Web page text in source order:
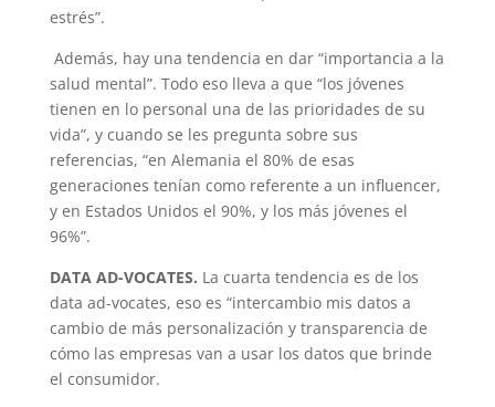
estrés”.
Además, hay una tendencia en dar “importancia a la
salud mental”. Todo eso lleva a que “los jóvenes
tienen en lo personal una de las prioridades de su
vida”, y cuando se les pregunta sobre sus
referencias, “en Alemania el 80% de esas
generaciones tenían como referente a un influencer,
y en Estados Unidos el 90%, y los más jóvenes el
96%”.
DATA AD-VOCATES. La cuarta tendencia es de los
data ad-vocates, eso es “intercambio mis datos a
cambio de más personalización y transparencia de
cómo las empresas van a usar los datos que brinde
el consumidor.